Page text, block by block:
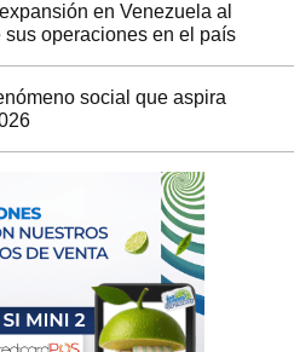
en Venezuela al
operaciones en el país
social que aspira